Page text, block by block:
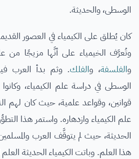
الوسطى، والحديثة.
كان يُطلق على الكيمياء في العصور
وتُعرَّف الخيمياء على أنَّها مزيجًا من
والفلسفة، والفلك. وثم بدأ العرب
الوسطى في دراسة علم الكيمياء،
قوانين، وقواعد علمية، حيث كان لهم
علم الكيمياء وازدهاره. واستمر هذا
الحديثة، حيث لم يتوقَّف العرب
هذا العلم. وباتت الكيمياء الحديثة